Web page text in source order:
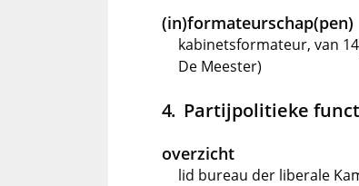
(in)formateurschap(pen)
kabinetsformateur, van
De Meester)
Partijpolitieke
overzicht
lid bureau der liberale